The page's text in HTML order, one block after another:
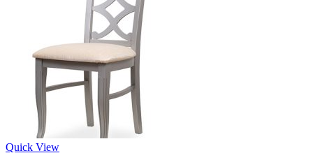
Quick View